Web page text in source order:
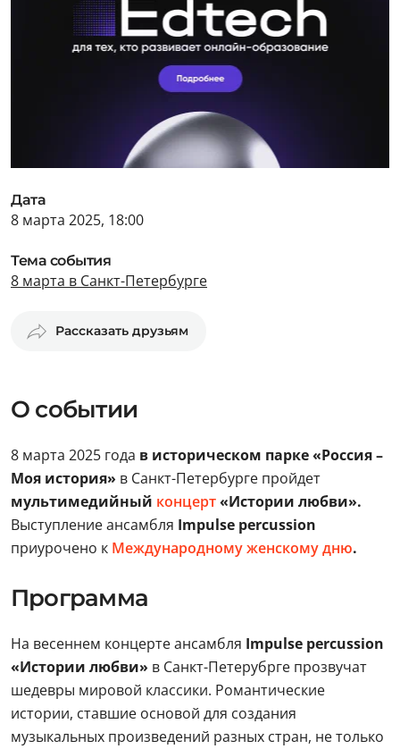
Дата
8 марта 2025, 18:00
Тема события
8 марта в Санкт-Петербурге
Рассказать друзьям
О событии
8 марта 2025 года в историческом парке «Россия –
Моя история» в Санкт-Петербурге пройдет
мультимедийный концерт«Истории любви».
Выступление ансамбля Impulse percussion
приурочено к Международному женскому дню.
Программа
На весеннем концерте ансамбля Impulse percussion
«Истории любви» в Санкт-Петерубрге прозвучат
шедевры мировой классики. Романтические
истории, ставшие основой для создания
музыкальных произведений разных стран, не только